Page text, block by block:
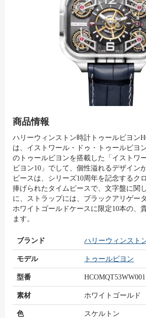
商品情報
ハリーウィンストン時計トゥールビヨン
は、イストワール・ドゥ・トゥールビヨ
のトゥールビヨンを搭載した「イストワ
ビヨン10」でして、個性溢れるデザイン
ピースは、シリーズ10周年を記念するク
捧げられたタイムピースで、文字盤に関
に、ストラップには、ブラックアリゲー
ホワイトゴールドケースに限定10本の、
ます。
ブランド ハリーウィンスト
モデル トゥールビヨン
型番 HCOMQT53WW001
素材 ホワイトゴールド
色 スケルトン